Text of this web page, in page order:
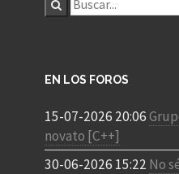
EN LOS FOROS
15-07-2026 20:06
novato [C++]
30-06-2026 15:22 No